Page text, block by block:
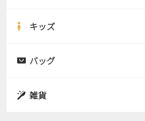
サンダル
スニーカー
サンダル
キッズ
サンダル
バッグ
雑貨